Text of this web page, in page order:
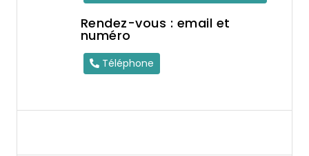
Rendez-vous : email et
numéro
Téléphone